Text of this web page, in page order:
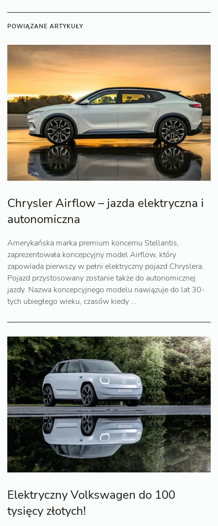
POWIĄZANE ARTYKUŁY
Chrysler Airflow – jazda elektryczna i
autonomiczna
Amerykańska marka premium koncernu Stellantis,
zaprezentowała koncepcyjny model Airflow, który
zapowiada pierwszy w pełni elektryczny pojazd Chryslera.
Pojazd przystosowany zostanie także do autonomicznej
jazdy. Nazwa koncepcyjnego modelu nawiązuje do lat 30-
tych ubiegłego wieku, czasów kiedy …
Elektryczny Volkswagen do 100
tysięcy złotych!